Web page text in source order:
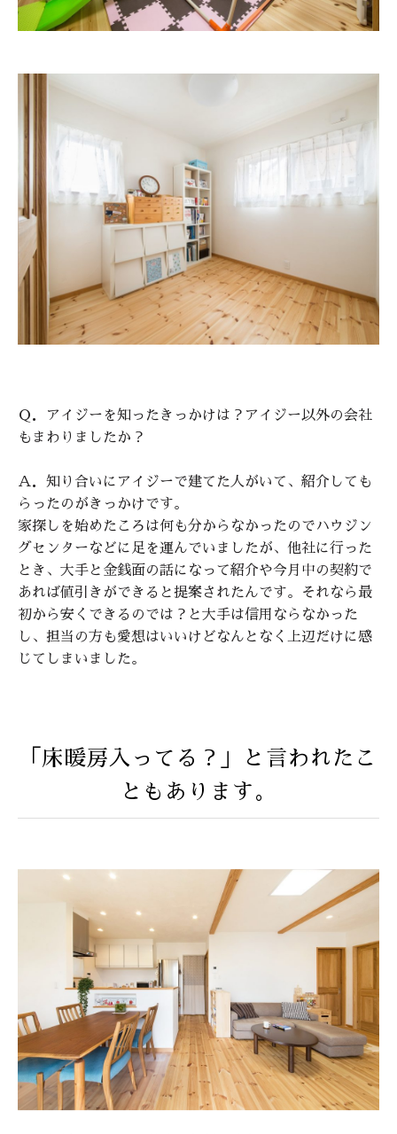
Ｑ．アイジーを知ったきっかけは？アイジー以外の会社
もまわりましたか？
Ａ．知り合いにアイジーで建てた人がいて、紹介しても
らったのがきっかけです。
家探しを始めたころは何も分からなかったのでハウジン
グセンターなどに足を運んでいましたが、他社に行った
とき、大手と金銭面の話になって紹介や今月中の契約で
あれば値引きができると提案されたんです。それなら最
初から安くできるのでは？と大手は信用ならなかった
し、担当の方も愛想はいいけどなんとなく上辺だけに感
じてしまいました。
「床暖房入ってる？」と言われたこ
ともあります。